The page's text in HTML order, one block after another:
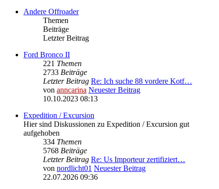
Andere Offroader
Themen
Beiträge
Letzter Beitrag
Ford Bronco II
221 Themen
2733 Beiträge
Letzter Beitrag Re: Ich suche 88 vordere Kotf…
von anncarina Neuester Beitrag
10.10.2023 08:13
Expedition / Excursion
Hier sind Diskussionen zu Expedition / Excursion gut
aufgehoben
334 Themen
5768 Beiträge
Letzter Beitrag Re: Us Importeur zertifiziert…
von nordlicht01 Neuester Beitrag
22.07.2026 09:36